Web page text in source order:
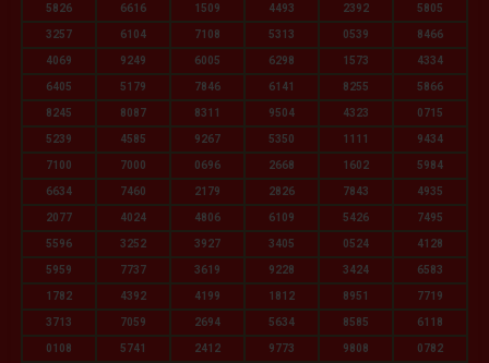
5826 6616 1509 4493 2392 5805
3257 6104 7108 5313 0539 8466
4069 9249 6005 6298 1573 4334
6405 5179 7846 6141 8255 5866
8245 8087 8311 9504 4323 0715
5239 4585 9267 5350 1111 9434
7100 7000 0696 2668 1602 5984
6634 7460 2179 2826 7843 4935
2077 4024 4806 6109 5426 7495
5596 3252 3927 3405 0524 4128
5959 7737 3619 9228 3424 6583
1782 4392 4199 1812 8951 7719
3713 7059 2694 5634 8585 6118
0108 5741 2412 9773 9808 0782